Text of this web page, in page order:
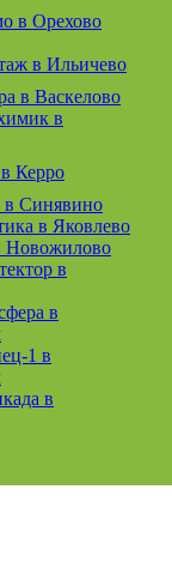
в Орехово
в Ильичево
в Васкелово
в
Керро
Синявино
в Яковлево
в
в
1 в
в